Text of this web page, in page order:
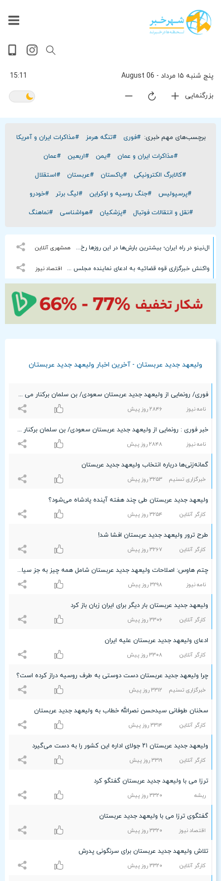
پنج شنبه ۱۵ مرداد - 06 August 15:11
بزرگنمایی
پربیننده‌ترین
اخبار
آخرین
اخبار
پخش
داغ
ترین
سیاسی
ورزشی
اقتصادی
حوادث
گوناگون
تصویری
سلامت
جهان
فرهنگی
ویدیویی
بازار
برچسب‌های مهم خبری: #فوری #تنگه هرمز #مذاکرات ایران و آمریکا
#مذاکرات ایران و عمان #یمن #اربعین #عمان
#کالابرگ الکترونیکی #پاکستان #عربستان #استقلال
#پرسپولیس #جنگ روسیه و اوکراین #لیگ برتر #خودرو
#نقل و انتقالات فوتبال #پزشکیان #هواشناسی #نماهنگ
همشهری آنلاین ال‌نینو در راه ایران؛ بیشترین بارش‌ها در این روزها رخ خواهد داد
اقتصاد نیوز واکنش خبرگزاری قوه قضائیه به ادعای نماینده مجلس درباره شیوه ردیابی و ترور شهید لاریجانی
ولیعهد جدید عربستان - آخرین اخبار ولیعهد جدید عربستان
فوری/ رونمایی از ولیعهد جدید عربستان سعودی/ بن سلمان برکنار می شود/مخالفان «بن سلمان» در حال جمع شدن گرد «احمد بن عبدالعزیز» هستند.
نامه نیوز ۲۸۴۶ روز پیش
خبر فوری : رونمایی از ولیعهد جدید عربستان سعودی/ بن سلمان برکنار می شود
نامه نیوز ۲۸۴۸ روز پیش
گمانه‌زنی‌ها درباره انتخاب ولیعهد جدید عربستان
خبرگزاری تسنیم ٣۲۵٣ روز پیش
ولیعهد جدید عربستان طی چند هفته آینده پادشاه می‌شود؟
کارگر آنلاین ٣۲۵۴ روز پیش
طرح ترور ولیعهد جدید عربستان افشا شد!
کارگر آنلاین ٣۲۶۷ روز پیش
چتم هاوس: اصلاحات ولیعهد جدید عربستان شامل همه چیز به جز سیاست
نامه نیوز ٣۲٩۸ روز پیش
ولیعهد جدید عربستان بار دیگر برای ایران زبان باز کرد
کارگر آنلاین ٣٣۰۶ روز پیش
ادعای ولیعهد جدید عربستان علیه ایران
کارگر آنلاین ٣٣۰۸ روز پیش
چرا ولیعهد جدید عربستان دست دوستی به طرف روسیه دراز کرده است؟
خبرگزاری تسنیم ٣٣۱۲ روز پیش
سخنان طوفانی سیدحسن نصرالله خطاب به ولیعهد جدید عربستان
کارگر آنلاین ٣٣۱۴ روز پیش
ولیعهد جدید عربستان ۲۱ جولای اداره این کشور را به دست می‌گیرد
کارگر آنلاین ٣٣۱٩ روز پیش
ترزا می با ولیعهد جدید عربستان گفتگو کرد
ریشه ٣٣۲۰ روز پیش
گفتگوی ترزا می با ولیعهد جدید عربستان
اقتصاد نیوز ٣٣۲۰ روز پیش
تلاش ولیعهد جدید عربستان برای سرنگونی پدرش
کارگر آنلاین ٣٣۲۰ روز پیش